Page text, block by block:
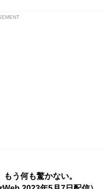
う何も驚かない。